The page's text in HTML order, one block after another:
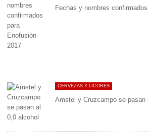
Fechas y nombres
CERVEZAS Y LICORES
Amstel y Cruzcampo se pasan